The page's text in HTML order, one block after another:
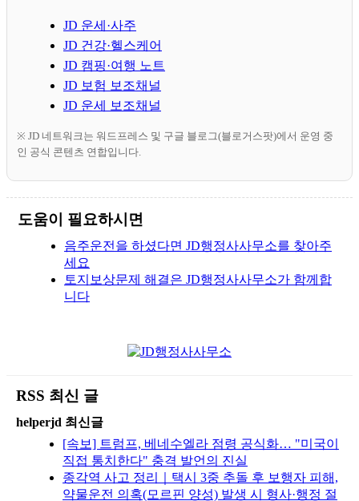
JD 운세·사주
JD 건강·헬스케어
JD 캠핑·여행 노트
JD 보험 보조채널
JD 운세 보조채널
※ JD 네트워크는 워드프레스 및 구글 블로그(블로거스팟)에서 운영 중
인 공식 콘텐츠 연합입니다.
도움이 필요하시면
음주운전을 하셨다면 JD행정사사무소를 찾아주
세요
토지보상문제 해결은 JD행정사사무소가 함께합
니다
RSS 최신 글
helperjd 최신글
[속보] 트럼프, 베네수엘라 점령 공식화… "미국이
직접 통치한다" 충격 발언의 진실
종각역 사고 정리｜택시 3중 추돌 후 보행자 피해,
약물운전 의혹(모르핀 양성) 발생 시 형사·행정 절